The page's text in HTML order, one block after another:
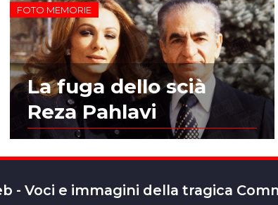
FOTO MEMORIE
La fuga dello scià
Reza Pahlavi
- Voci e immagini della tragica